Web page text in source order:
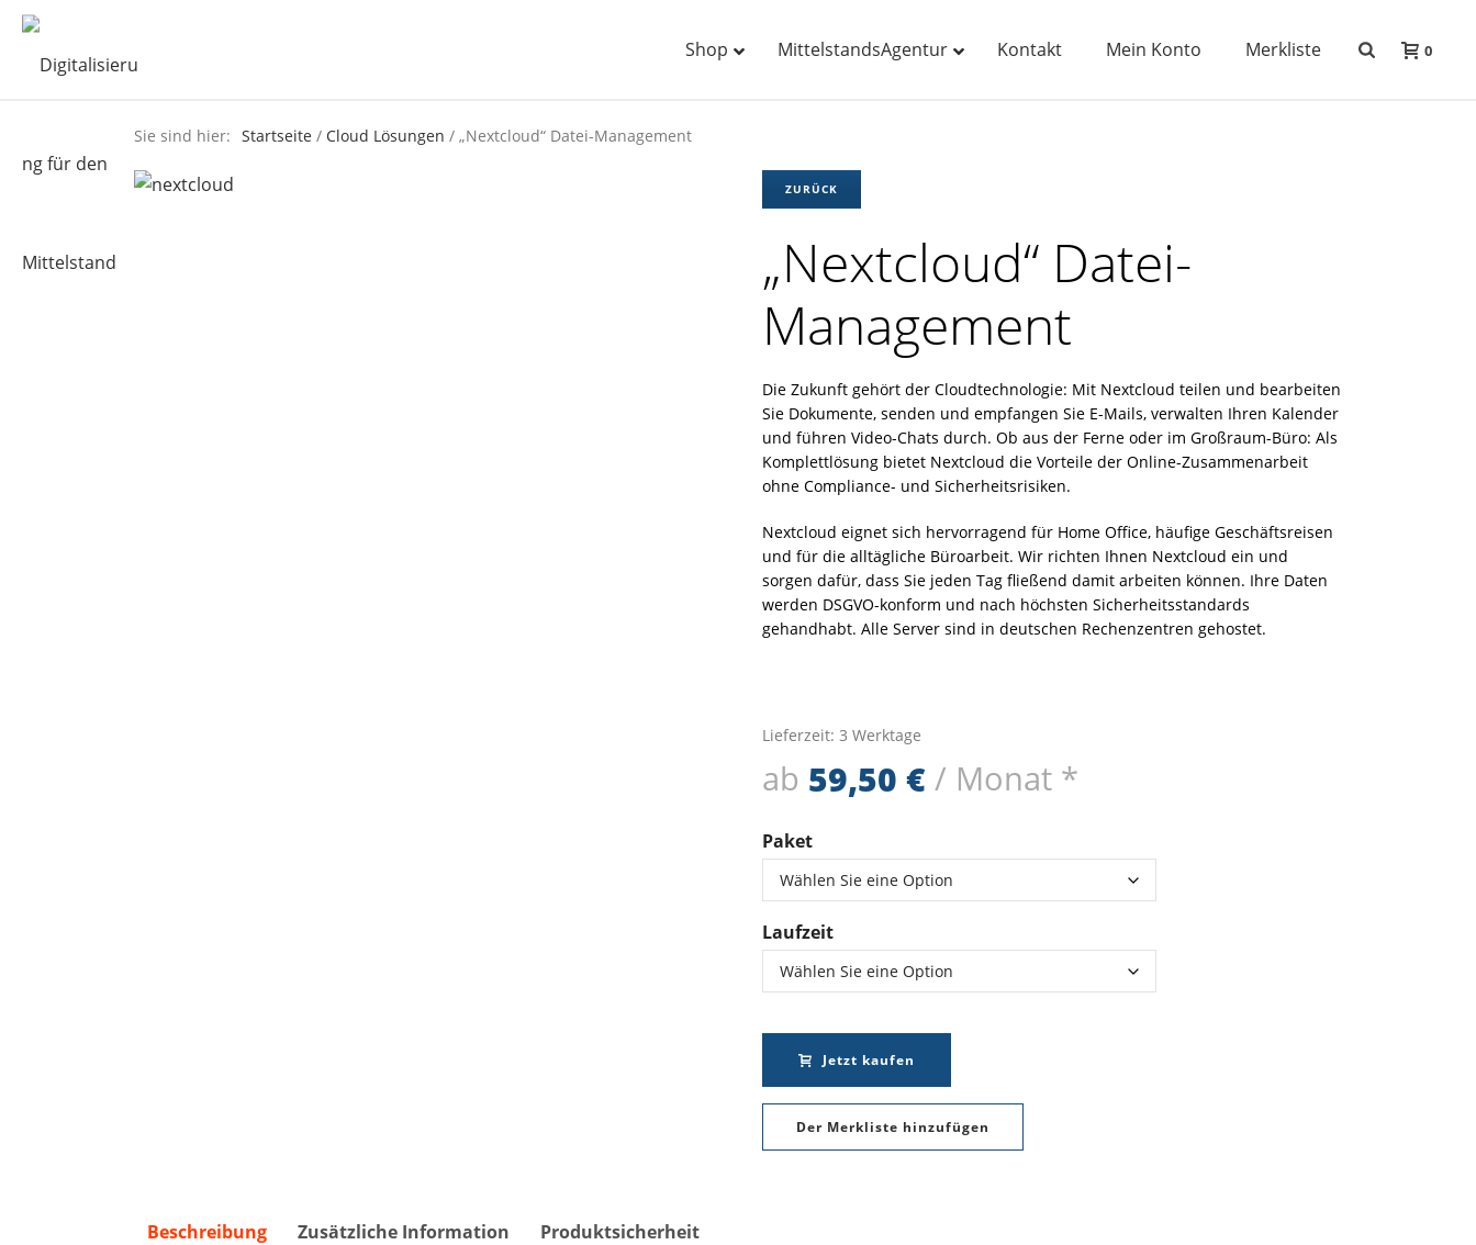
Shop MittelstandsAgentur Kontakt Mein Konto Merkliste 0
Sie sind hier: Startseite / Cloud Lösungen / „Nextcloud“ Datei-Management
ZURÜCK
„Nextcloud“ Datei-
Management
Die Zukunft gehört der Cloudtechnologie: Mit Nextcloud teilen und bearbeiten
Sie Dokumente, senden und empfangen Sie E-Mails, verwalten Ihren Kalender
und führen Video-Chats durch. Ob aus der Ferne oder im Großraum-Büro: Als
Komplettlösung bietet Nextcloud die Vorteile der Online-Zusammenarbeit
ohne Compliance- und Sicherheitsrisiken.
Nextcloud eignet sich hervorragend für Home Office, häufige Geschäftsreisen
und für die alltägliche Büroarbeit. Wir richten Ihnen Nextcloud ein und
sorgen dafür, dass Sie jeden Tag fließend damit arbeiten können. Ihre Daten
werden DSGVO-konform und nach höchsten Sicherheitsstandards
gehandhabt. Alle Server sind in deutschen Rechenzentren gehostet.
Lieferzeit: 3 Werktage
ab 59,50 € / Monat *
Paket
Laufzeit
Jetzt kaufen
Der Merkliste hinzufügen
Beschreibung Zusätzliche Information Produktsicherheit